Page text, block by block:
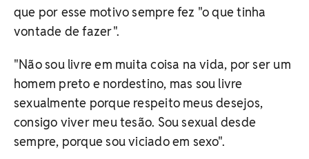
que por esse motivo sempre fez "o que tinha
vontade de fazer".
"Não sou livre em muita coisa na vida, por ser um
homem preto e nordestino, mas sou livre
sexualmente porque respeito meus desejos,
consigo viver meu tesão. Sou sexual desde
sempre, porque sou viciado em sexo".